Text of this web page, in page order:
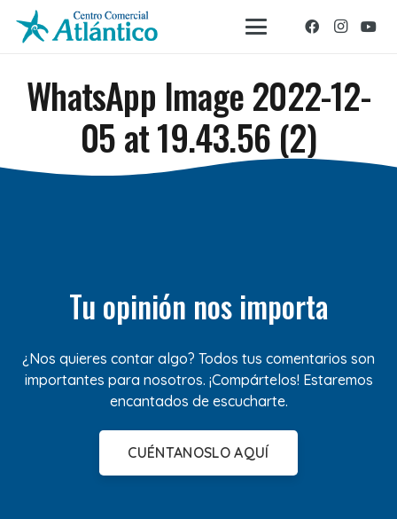
WhatsApp Image 2022-12-
05 at 19.43.56 (2)
Tu opinión nos importa
¿Nos quieres contar algo? Todos tus comentarios son
importantes para nosotros. ¡Compártelos! Estaremos
encantados de escucharte.
CUÉNTANOSLO AQUÍ